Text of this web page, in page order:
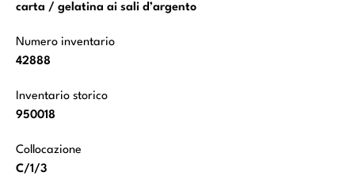
carta / gelatina ai sali d’argento
Numero inventario
42888
Inventario storico
950018
Collocazione
C/1/3